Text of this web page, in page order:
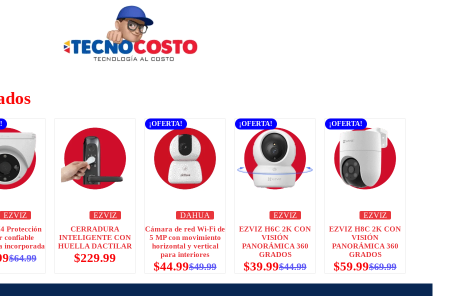
EZVIZ
Protección
confiable
incorporada
$64.99
EZVIZ
CERRADURA
INTELIGENTE CON
HUELLA DACTILAR
$229.99
¡OFERTA!
DAHUA
Cámara de red Wi-Fi de
5 MP con movimiento
horizontal y vertical
para interiores
$49.99
$44.99
¡OFERTA!
EZVIZ
EZVIZ H6C 2K CON
VISIÓN
PANORÁMICA 360
GRADOS
$44.99
$39.99
¡OFERTA!
EZVIZ
EZVIZ H8C 2K CON
VISIÓN
PANORÁMICA 360
GRADOS
$69.99
$59.99